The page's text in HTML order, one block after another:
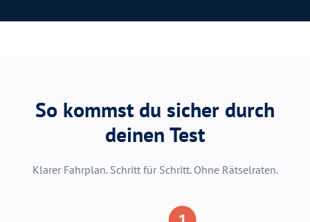
So kommst du sicher durch
deinen Test
Klarer Fahrplan. Schritt für Schritt. Ohne Rätselraten.